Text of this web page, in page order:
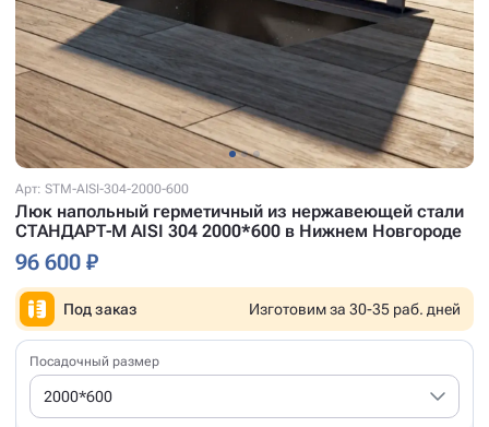
Арт: STM-AISI-304-2000-600
Люк напольный герметичный из нержавеющей стали
СТАНДАРТ-М AISI 304 2000*600 в Нижнем Новгороде
96 600 ₽
Под заказ Изготовим за 30-35 раб. дней
Посадочный размер
2000*600